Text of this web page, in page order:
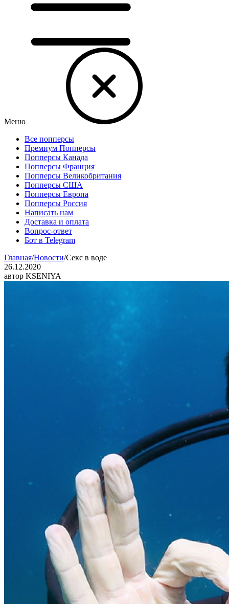
Меню
Все попперсы
Премиум Попперсы
Попперсы Канада
Попперсы Франция
Попперсы Великобритания
Попперсы США
Попперсы Европа
Попперсы Россия
Написать нам
Доставка и оплата
Вопрос-ответ
Бот в Telegram
Главная/Новости/Секс в воде
26.12.2020
автор KSENIYA